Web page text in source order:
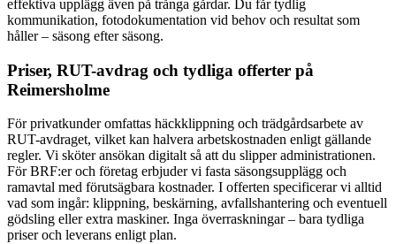
effektiva upplägg även på trånga gårdar. Du får tydlig
kommunikation, fotodokumentation vid behov och resultat som
håller – säsong efter säsong.
Priser, RUT-avdrag och tydliga offerter på
Reimersholme
För privatkunder omfattas häckklippning och trädgårdsarbete av
RUT-avdraget, vilket kan halvera arbetskostnaden enligt gällande
regler. Vi sköter ansökan digitalt så att du slipper administrationen.
För BRF:er och företag erbjuder vi fasta säsongsupplägg och
ramavtal med förutsägbara kostnader. I offerten specificerar vi alltid
vad som ingår: klippning, beskärning, avfallshantering och eventuell
gödsling eller extra maskiner. Inga överraskningar – bara tydliga
priser och leverans enligt plan.